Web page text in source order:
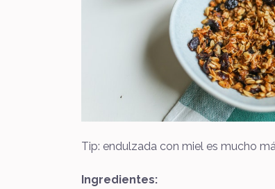
Tip: endulzada con miel es mucho
Ingredientes: